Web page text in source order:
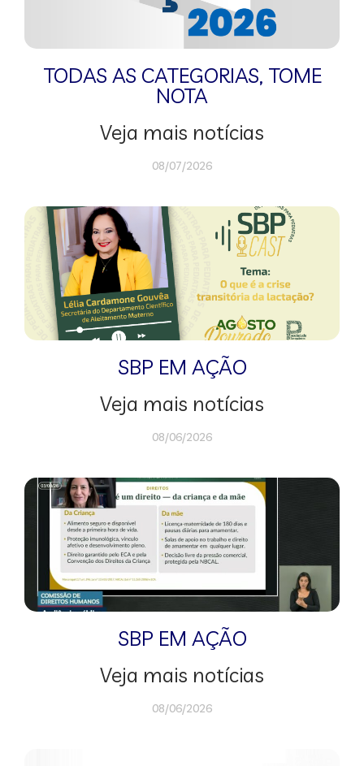
TODAS AS CATEGORIAS, TOME
NOTA
Veja mais notícias
08/07/2026
SBP EM AÇÃO
Veja mais notícias
08/06/2026
SBP EM AÇÃO
Veja mais notícias
08/06/2026